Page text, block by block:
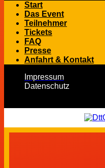
Start
Das Event
Teilnehmer
Tickets
FAQ
Presse
Anfahrt & Kontakt
Impressum
Datenschutz